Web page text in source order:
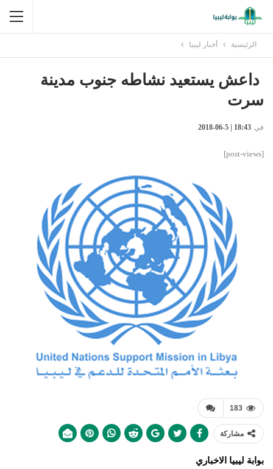
الرئيسية أخبار ليبيا
داعش يستعيد نشاطه جنوب مدينة
سرت
في 18:43 | 5-06-2018
[post-views]
183
مشاركة
بوابة ليبيا الاخباري